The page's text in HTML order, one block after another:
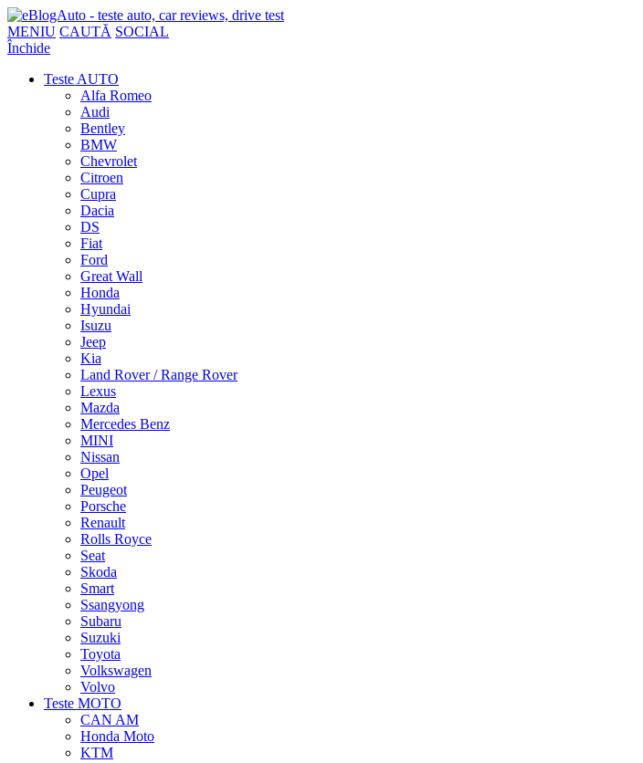
MENIU CAUTĂ SOCIAL
Închide
Teste AUTO
Alfa Romeo
Audi
Bentley
BMW
Chevrolet
Citroen
Cupra
Dacia
DS
Fiat
Ford
Great Wall
Honda
Hyundai
Isuzu
Jeep
Kia
Land Rover / Range Rover
Lexus
Mazda
Mercedes Benz
MINI
Nissan
Opel
Peugeot
Porsche
Renault
Rolls Royce
Seat
Skoda
Smart
Ssangyong
Subaru
Suzuki
Toyota
Volkswagen
Volvo
Teste MOTO
CAN AM
Honda Moto
KTM